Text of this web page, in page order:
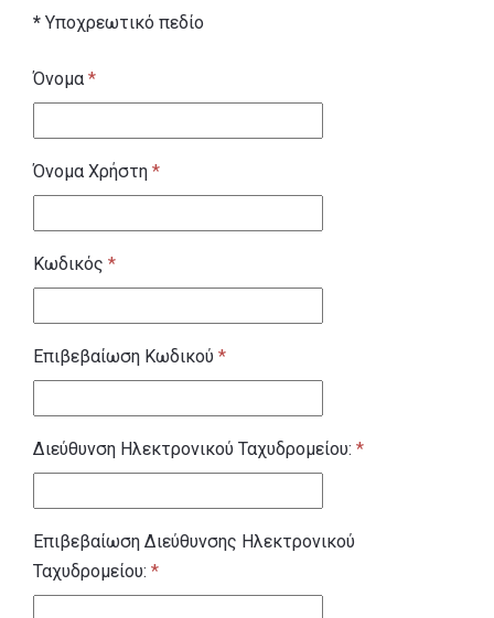
* Υποχρεωτικό πεδίο
Όνομα *
Όνομα Χρήστη *
Κωδικός *
Επιβεβαίωση Κωδικού *
Διεύθυνση Ηλεκτρονικού Ταχυδρομείου: *
Επιβεβαίωση Διεύθυνσης Ηλεκτρονικού
Ταχυδρομείου: *